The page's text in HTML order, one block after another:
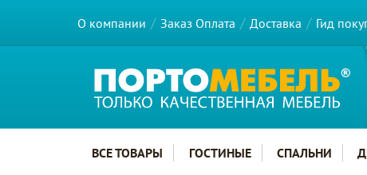
О компании Заказ Оплата Доставка Гид
Главное меню сайта
ВСЕ ТОВАРЫ ГОСТИНЫЕ СПАЛЬНИ